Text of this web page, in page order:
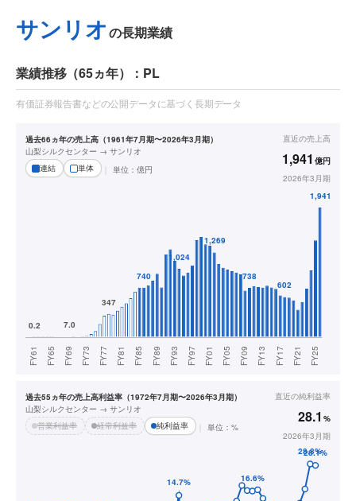
サンリオ の長期業績
業績推移（65ヵ年）：PL
有価証券報告書などの公開データに基づく長期データ
過去66ヵ年の売上高（1961年7月期〜2026年3月期）
山梨シルクセンター → サンリオ
連結
単体 単位： 億円
直近の売上高
1,941 億円
2026年3月期
過去55ヵ年の売上高利益率（1972年7月期〜2026年3月期）
山梨シルクセンター → サンリオ
営業利益率
経常利益率 純利益率 単位：%
直近の純利益率
28.1 %
2026年3月期